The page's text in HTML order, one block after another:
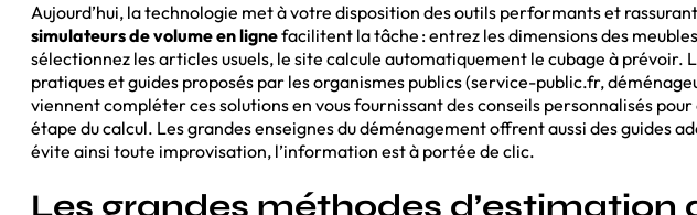
Aujourd’hui, la technologie met à votre disposition des outils performants et
simulateurs de volume en lignefacilitent la tâche : entrez les dimensions des
sélectionnez les articles usuels, le site calcule automatiquement le cubage à prévoir.
pratiques et guides proposés par les organismes publics (service-public.fr,
viennent compléter ces solutions en vous fournissant des conseils personnalisés pour
étape du calcul. Les grandes enseignes du déménagement offrent aussi des guides
évite ainsi toute improvisation, l’information est à portée de clic.
Les grandes méthodes d’estimation